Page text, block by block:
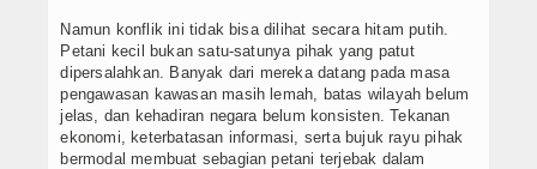
Namun konflik ini tidak bisa dilihat secara hitam putih.
Petani kecil bukan satu-satunya pihak yang patut
dipersalahkan. Banyak dari mereka datang pada masa
pengawasan kawasan masih lemah, batas wilayah belum
jelas, dan kehadiran negara belum konsisten. Tekanan
ekonomi, keterbatasan informasi, serta bujuk rayu pihak
bermodal membuat sebagian petani terjebak dalam